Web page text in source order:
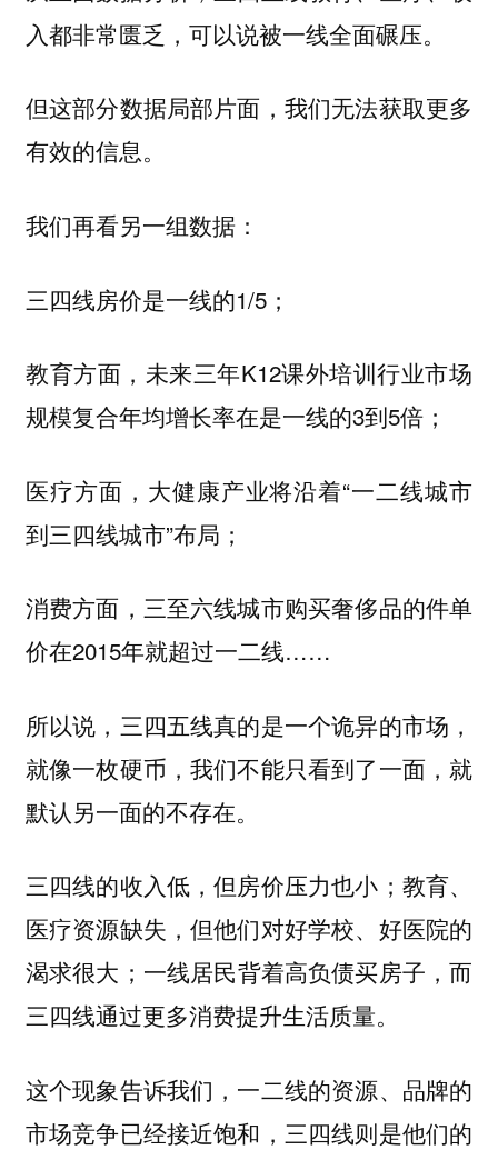
入都非常匮乏，可以说被一线全面碾压。
但这部分数据局部片面，我们无法获取更多
有效的信息。
我们再看另一组数据：
三四线房价是一线的1/5；
教育方面，未来三年K12课外培训行业市场
规模复合年均增长率在是一线的3到5倍；
医疗方面，大健康产业将沿着“一二线城市
到三四线城市”布局；
消费方面，三至六线城市购买奢侈品的件单
价在2015年就超过一二线……
所以说，三四五线真的是一个诡异的市场，
就像一枚硬币，我们不能只看到了一面，就
默认另一面的不存在。
三四线的收入低，但房价压力也小；教育、
医疗资源缺失，但他们对好学校、好医院的
渴求很大；一线居民背着高负债买房子，而
三四线通过更多消费提升生活质量。
这个现象告诉我们，一二线的资源、品牌的
市场竞争已经接近饱和，三四线则是他们的